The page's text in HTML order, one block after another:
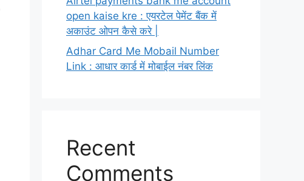
open kaise kre : एयरटेल पेमेंट बैंक में
अकाउंट ओपन कैसे करे |
Adhar Card Me Mobail Number
Link : आधार कार्ड में मोबाईल नंबर लिंक
Recent
Comments